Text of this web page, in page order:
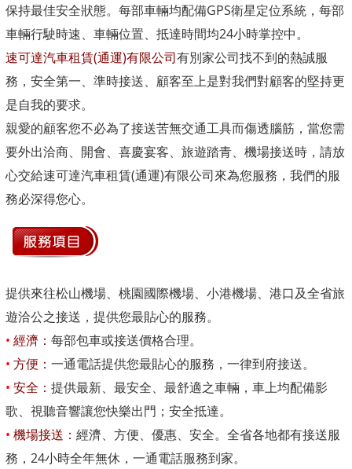
保持最佳安全狀態。每部車輛均配備GPS衛星定位系統，每部
車輛行駛時速、車輛位置、抵達時間均24小時掌控中。
速可達汽車租賃(通運)有限公司有別家公司找不到的熱誠服
務，安全第一、準時接送、顧客至上是對我們對顧客的堅持更
是自我的要求。
親愛的顧客您不必為了接送苦無交通工具而傷透腦筋，當您需
要外出洽商、開會、喜慶宴客、旅遊踏青、機場接送時，請放
心交給速可達汽車租賃(通運)有限公司來為您服務，我們的服
務必深得您心。
提供來往松山機場、桃園國際機場、小港機場、港口及全省旅
遊洽公之接送，提供您最貼心的服務。
• 經濟： 每部包車或接送價格合理。
• 方便： 一通電話提供您最貼心的服務，一律到府接送。
• 安全： 提供最新、最安全、最舒適之車輛，車上均配備影
歌、視聽音響讓您快樂出門；安全抵達。
• 機場接送： 經濟、方便、優惠、安全。全省各地都有接送服
務，24小時全年無休，一通電話服務到家。